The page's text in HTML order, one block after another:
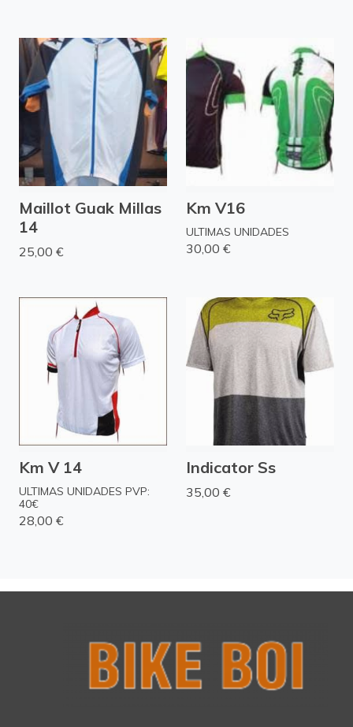
Maillot Guak Millas
14
25,00 €
Km V16
ULTIMAS UNIDADES
30,00 €
Km V 14
ULTIMAS UNIDADES PVP:
40€
28,00 €
Indicator Ss
35,00 €